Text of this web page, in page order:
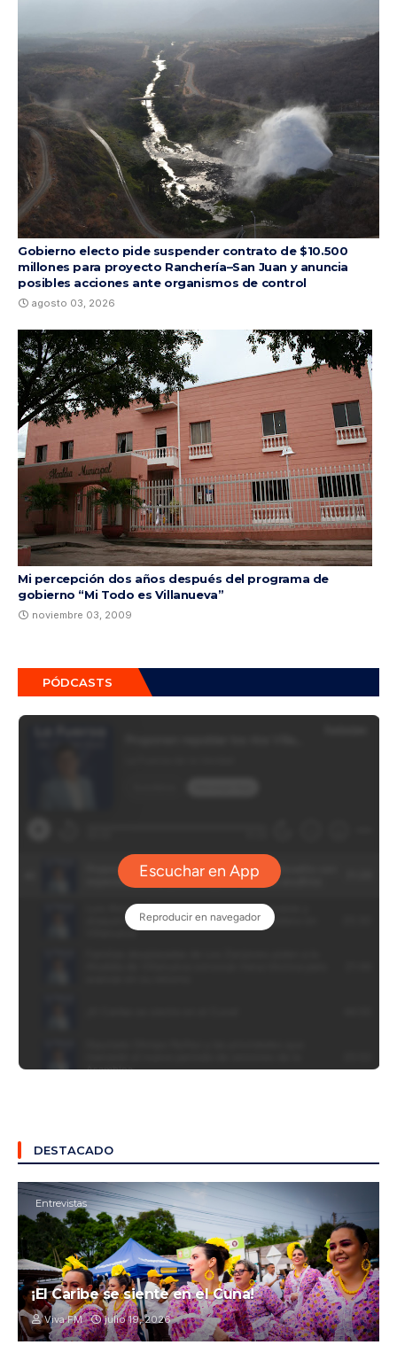
Gobierno electo pide suspender contrato de $10.500
millones para proyecto Ranchería–San Juan y anuncia
posibles acciones ante organismos de control
agosto 03, 2026
Mi percepción dos años después del programa de
gobierno “Mi Todo es Villanueva”
noviembre 03, 2009
PÓDCASTS
DESTACADO
Entrevistas
¡El Caribe se siente en el Cuna!
Viva FM julio 19, 2026